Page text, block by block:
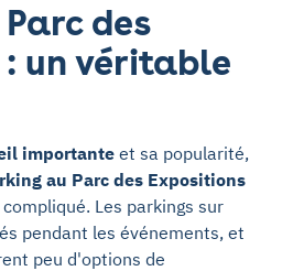
des
un véritable
importante et sa popularité,
au Parc des Expositions
Les parkings sur
pendant les événements, et
peu d'options de